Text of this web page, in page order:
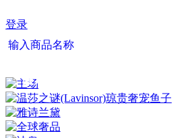
登录
输入商品名称
健康问答